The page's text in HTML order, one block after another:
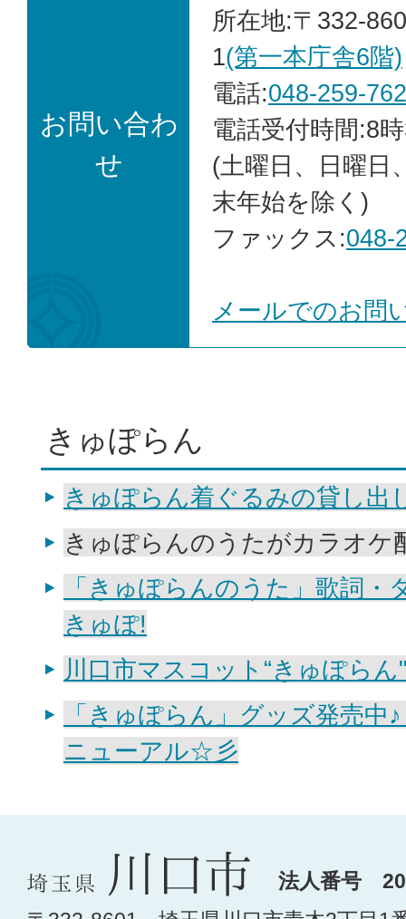
お問い合わ
せ
所在地:〒332-
1(第一本庁舎6階)
電話:048-259-
電話受付時間:8
(土曜日、日曜日
末年始を除く)
ファックス:048-
メールでのお問
きゅぽらん
きゅぽらん着ぐるみの貸し出
きゅぽらんのうたがカラオケ
「きゅぽらんのうた」歌詞・
きゅぽ!
川口市マスコット“きゅぽら
「きゅぽらん」グッズ発売中
ニューアル☆彡
法人番号